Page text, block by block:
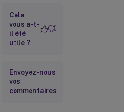
cumulative 1
(CU1)
Cela
vous a-t-
il été
utile ?
Envoyez-nous
vos
commentaires